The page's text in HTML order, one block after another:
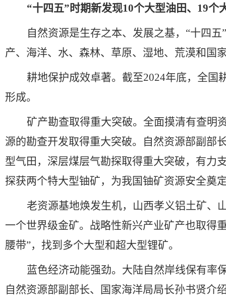
“十四五” 时期新发现10个大型油田、 19个
自然资源是生存之本、发展之基， “十四五”
产、海洋、水、森林、草原、湿地、荒漠和国
耕地保护成效卓著。截至2024年底，全国
形成。
矿产勘查取得重大突破。全面摸清有查明
源的勘查开发取得重大突破。自然资源部副部
型气田，深层煤层气勘探取得重大突破，有力
探获两个特大型铀矿，为我国铀矿资源安全奠
老资源基地焕发生机，山西孝义铝土矿、
一个世界级金矿。战略性新兴产业矿产也取得
腰带”，找到多个大型和超大型锂矿。
蓝色经济动能强劲。大陆自然岸线保有率
自然资源部副部长、国家海洋局局长孙书贤介